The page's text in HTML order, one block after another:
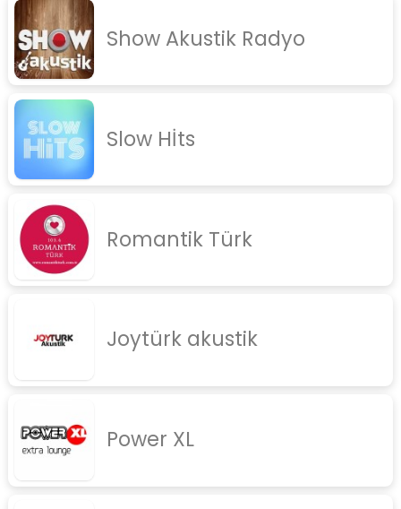
Show Akustik Radyo
Slow Hİts
Romantik Türk
Joytürk akustik
Power XL